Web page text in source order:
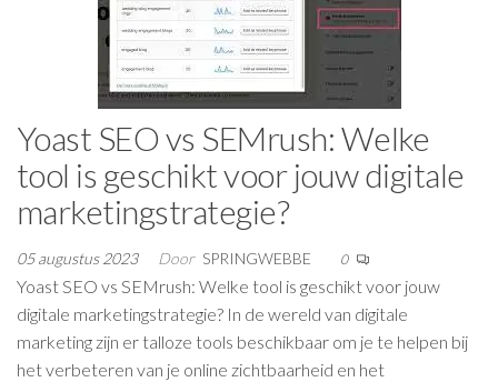
Yoast SEO vs SEMrush: Welke
tool is geschikt voor jouw digitale
marketingstrategie?
05 augustus 2023 Door SPRINGWEBBE 0
Yoast SEO vs SEMrush: Welke tool is geschikt voor jouw
digitale marketingstrategie? In de wereld van digitale
marketing zijn er talloze tools beschikbaar om je te helpen bij
het verbeteren van je online zichtbaarheid en het